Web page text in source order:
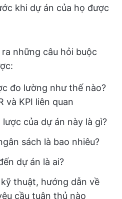
khi dự án của họ được
những câu hỏi buộc
đo lường như thế nào?
và KPI liên quan
của dự án này là gì?
sách là bao nhiêu?
dự án là ai?
thuật, hướng dẫn về
cầu tuân thủ nào